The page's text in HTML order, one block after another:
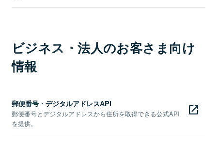
ビジネス・法人のお客さま向け
情報
郵便番号・デジタルアドレスAPI
郵便番号とデジタルアドレスから住所を取得できる公式API
を提供。